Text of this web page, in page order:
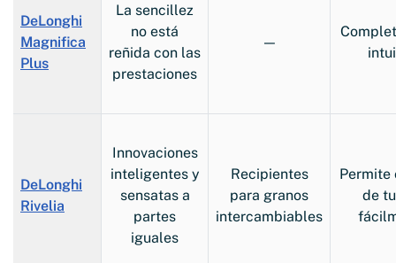
DeLonghi
Magnifica
Plus
La sencillez
no está
reñida con las
prestaciones
—
DeLonghi
Rivelia
Innovaciones
inteligentes y
sensatas a
partes
iguales
Recipientes
para granos
intercambiables
Permite
de